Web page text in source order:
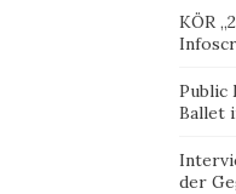
KÖR
Public
Ballet
der